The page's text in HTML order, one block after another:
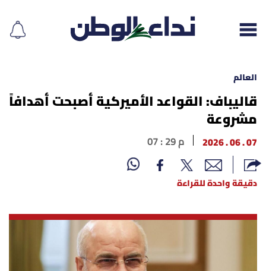
إقرأ الجريدة
لبنان
الغلاف
نداء اليوم
العالم
قاليباف: القواعد الأميركية أصبحت أهدافاً
مشروعة
07 . 06 . 2026 07 : 29 م
دقيقة واحدة للقراءة